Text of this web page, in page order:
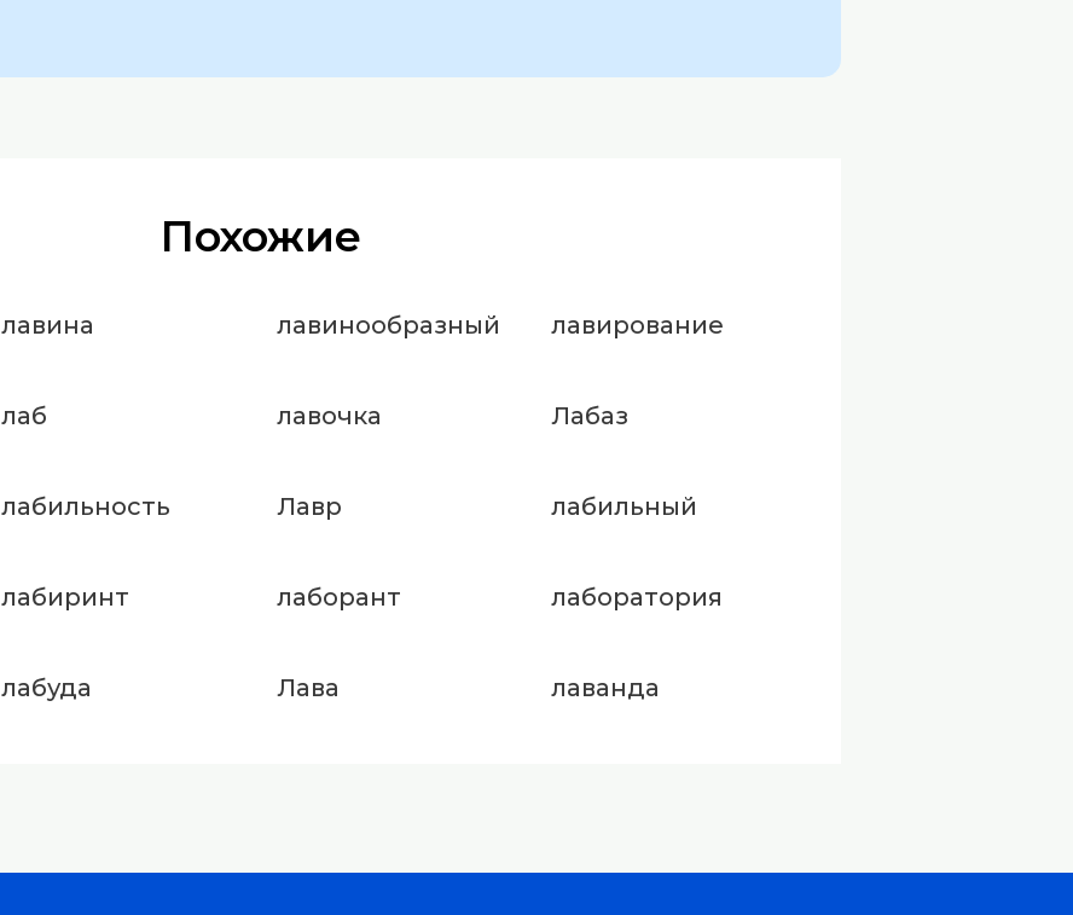
Похожие
лавина лавинообразный лавирование
лаб лавочка Лабаз
лабильность Лавр лабильный
лабиринт лаборант лаборатория
лабуда Лава лаванда